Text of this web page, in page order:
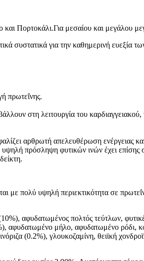
Πορτοκάλι.Για μεσαίου και μεγάλου
συστατικά για την καθημερινή ευεξία
πρωτεΐνης.
στη λειτουργία του καρδιαγγειακού,
αρθρωτή απελευθέρωση ενέργειας
πρόσληψη φυτικών ινών έχει επίσης
πολύ υψηλή περιεκτικότητα σε
αφυδατωμένος πολτός τεύτλων,
αφυδατωμένο μήλο, αφυδατωμένο ρόδι,
(0.2%), γλουκοζαμίνη, θειϊκή